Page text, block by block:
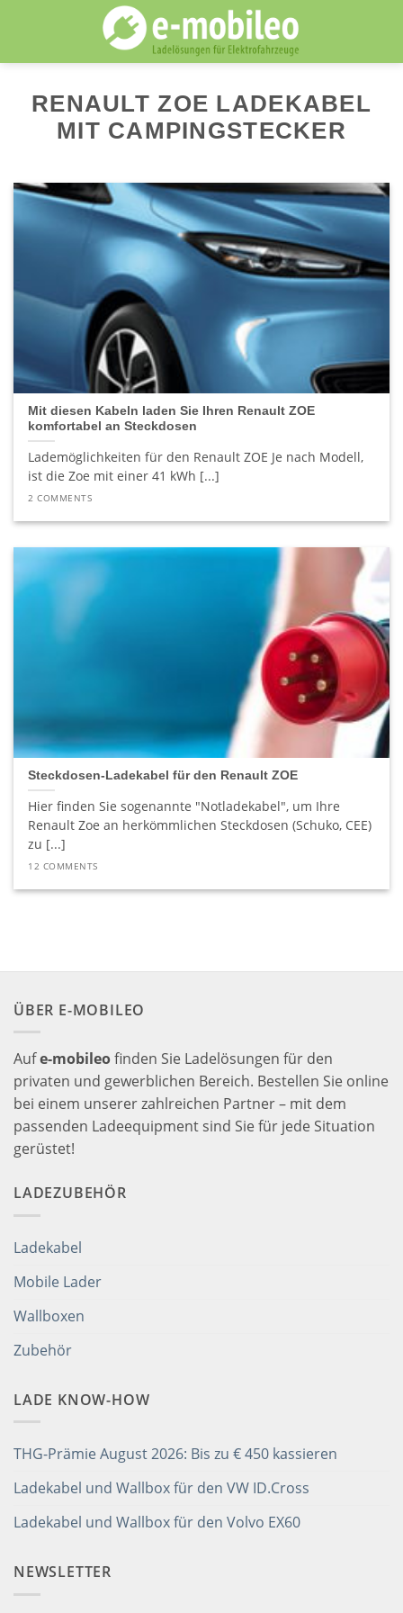
RENAULT ZOE LADEKABEL
MIT CAMPINGSTECKER
Mit diesen Kabeln laden Sie Ihren Renault ZOE
komfortabel an Steckdosen
Lademöglichkeiten für den Renault ZOE Je nach Modell,
ist die Zoe mit einer 41 kWh [...]
2 COMMENTS
Steckdosen-Ladekabel für den Renault ZOE
Hier finden Sie sogenannte "Notladekabel", um Ihre
Renault Zoe an herkömmlichen Steckdosen (Schuko, CEE)
zu [...]
12 COMMENTS
ÜBER E-MOBILEO
Aufe-mobileofinden Sie Ladelösungen für den
privaten und gewerblichen Bereich. Bestellen Sie online
bei einem unserer zahlreichen Partner – mit dem
passenden Ladeequipment sind Sie für jede Situation
gerüstet!
LADEZUBEHÖR
Ladekabel
Mobile Lader
Wallboxen
Zubehör
LADE KNOW-HOW
THG-Prämie August 2026: Bis zu € 450 kassieren
Ladekabel und Wallbox für den VW ID.Cross
Ladekabel und Wallbox für den Volvo EX60
NEWSLETTER